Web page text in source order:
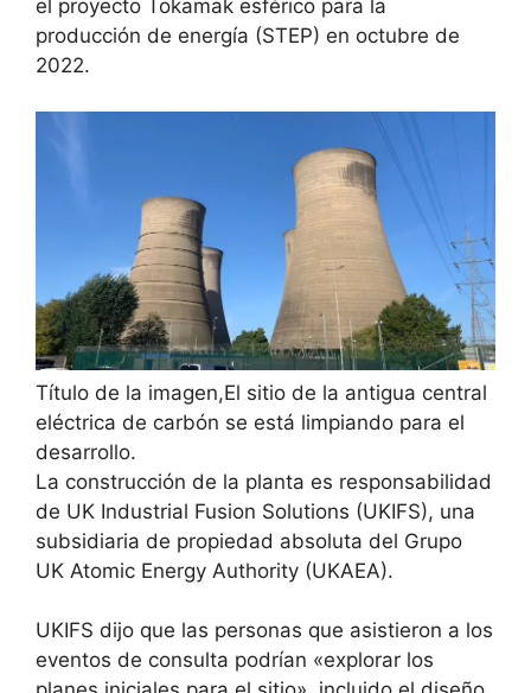
el proyecto Tokamak esférico para la
producción de energía (STEP) en octubre de
2022.
Título de la imagen,El sitio de la antigua central
eléctrica de carbón se está limpiando para el
desarrollo.
La construcción de la planta es responsabilidad
de UK Industrial Fusion Solutions (UKIFS), una
subsidiaria de propiedad absoluta del Grupo
UK Atomic Energy Authority (UKAEA).
UKIFS dijo que las personas que asistieron a los
eventos de consulta podrían «explorar los